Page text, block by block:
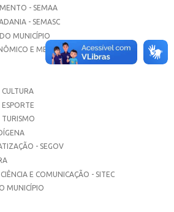
- SEMAA
- SEMASC
MUNICÍPIO
E MEIO AMBIENTE - SEDEMA
TURISMO
- SEGOV
E COMUNICAÇÃO - SITEC
MUNICÍPIO